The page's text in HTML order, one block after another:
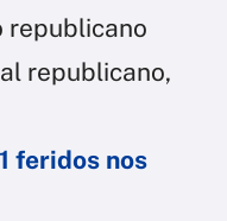
republicano
republicano,
feridos nos